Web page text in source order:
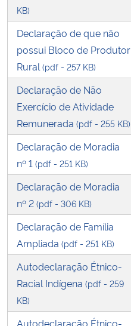
KB)
Declaração de que não
possui Bloco de Produtor
Rural (pdf - 257 KB)
Declaração de Não
Exercício de Atividade
Remunerada (pdf - 255 KB)
Declaração de Moradia
nº 1 (pdf - 251 KB)
Declaração de Moradia
nº 2 (pdf - 306 KB)
Declaração de Família
Ampliada (pdf - 251 KB)
Autodeclaração Étnico-
Racial Indígena (pdf - 259
KB)
Autodeclaração Étnico-